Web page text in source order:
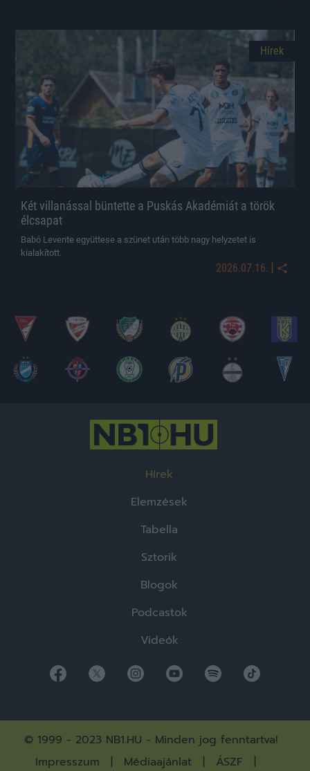
Hírek
Két villanással büntette a Puskás Akadémiát a török
élcsapat
Babó Levente együttese a szünet után több nagy helyzetet is
kialakított.
2026.07.16. |
Hírek
Elemzések
Tabella
Sztorik
Blogok
Podcastok
Videók
© 1999 - 2023 NB1.HU - Minden jog fenntartva!
Impresszum
Médiaajánlat
ÁSZF